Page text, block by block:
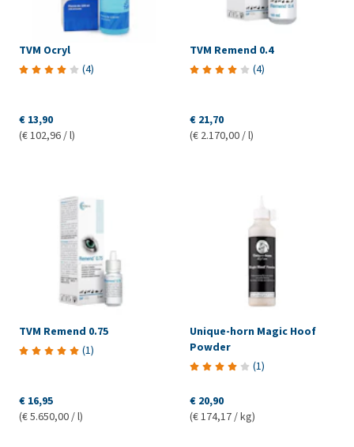
TVM Ocryl
(4)
€ 13,90
(€ 102,96 / l)
TVM Remend 0.4
(4)
€ 21,70
(€ 2.170,00 / l)
TVM Remend 0.75
(1)
€ 16,95
(€ 5.650,00 / l)
Unique-horn Magic Hoof
Powder
(1)
€ 20,90
(€ 174,17 / kg)